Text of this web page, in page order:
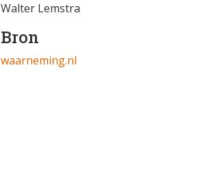
Walter Lemstra
Bron
waarneming.nl